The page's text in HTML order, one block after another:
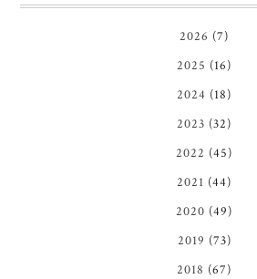
2026 (7)
2025 (16)
2024 (18)
2023 (32)
2022 (45)
2021 (44)
2020 (49)
2019 (73)
2018 (67)